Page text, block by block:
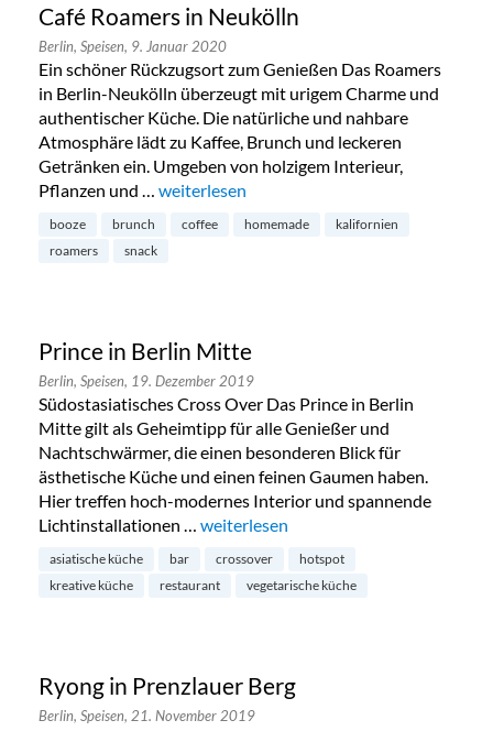
Café Roamers in Neukölln
Berlin, Speisen, 9. Januar 2020
Ein schöner Rückzugsort zum Genießen Das Roamers
in Berlin-Neukölln überzeugt mit urigem Charme und
authentischer Küche. Die natürliche und nahbare
Atmosphäre lädt zu Kaffee, Brunch und leckeren
Getränken ein. Umgeben von holzigem Interieur,
Pflanzen und … „Café Roamers in Neukölln“
weiterlesen
booze brunch coffee homemade
kalifornien
roamers
snack
Prince in Berlin Mitte
Berlin, Speisen, 19. Dezember 2019
Südostasiatisches Cross Over Das Prince in Berlin
Mitte gilt als Geheimtipp für alle Genießer und
Nachtschwärmer, die einen besonderen Blick für
ästhetische Küche und einen feinen Gaumen haben.
Hier treffen hoch-modernes Interior und spannende
Lichtinstallationen … „Prince in Berlin Mitte“
weiterlesen
asiatische küche bar crossover
hotspot
kreative küche
restaurant vegetarische küche
Ryong in Prenzlauer Berg
Berlin, Speisen, 21. November 2019